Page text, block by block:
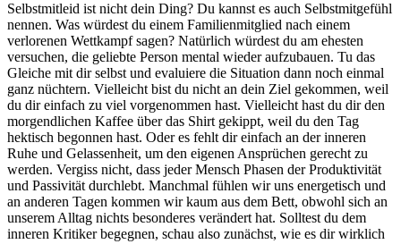
Selbstmitleid ist nicht dein Ding? Du kannst es auch Selbstmitgefühl
nennen. Was würdest du einem Familienmitglied nach einem
verlorenen Wettkampf sagen? Natürlich würdest du am ehesten
versuchen, die geliebte Person mental wieder aufzubauen. Tu das
Gleiche mit dir selbst und evaluiere die Situation dann noch einmal
ganz nüchtern. Vielleicht bist du nicht an dein Ziel gekommen, weil
du dir einfach zu viel vorgenommen hast. Vielleicht hast du dir den
morgendlichen Kaffee über das Shirt gekippt, weil du den Tag
hektisch begonnen hast. Oder es fehlt dir einfach an der inneren
Ruhe und Gelassenheit, um den eigenen Ansprüchen gerecht zu
werden. Vergiss nicht, dass jeder Mensch Phasen der Produktivität
und Passivität durchlebt. Manchmal fühlen wir uns energetisch und
an anderen Tagen kommen wir kaum aus dem Bett, obwohl sich an
unserem Alltag nichts besonderes verändert hat. Solltest du dem
inneren Kritiker begegnen, schau also zunächst, wie es dir wirklich